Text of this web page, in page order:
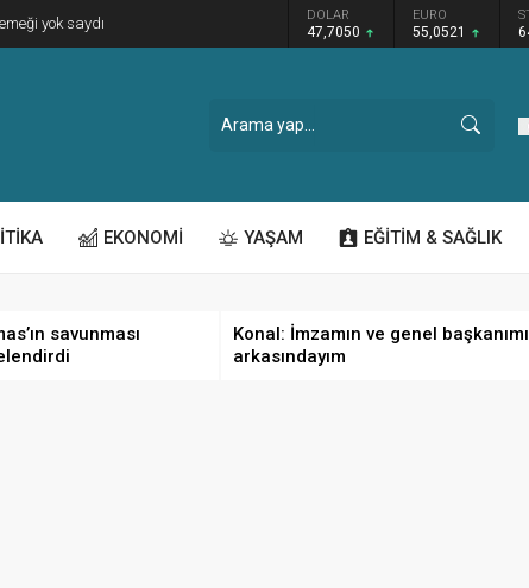
yok saydı DOLAR
47,7050
EURO
55,0521
EKONOMİ YAŞAM EĞİTİM & SAĞLIK
savunması
Konal: İmzamın ve genel
arkasındayım